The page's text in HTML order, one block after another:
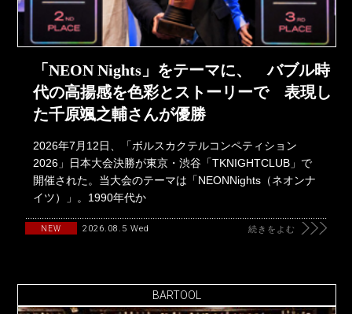
「NEON Nights」をテーマに、 バブル時
代の高揚感を色彩とストーリーで 表現し
た千原颯之輔さんが優勝
2026年7月12日、「ボルスカクテルコンペティション
2026」日本大会決勝が東京・渋谷「TKNIGHTCLUB」で
開催された。当大会のテーマは「NEONNights（ネオンナ
イツ）」。1990年代か
NEW 2026.08.5 Wed 続きをよむ
BARTOOL